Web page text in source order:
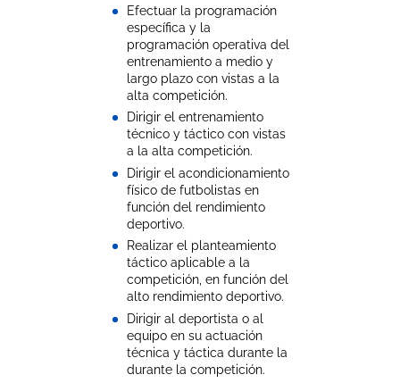
Efectuar la programación
específica y la
programación operativa del
entrenamiento a medio y
largo plazo con vistas a la
alta competición.
Dirigir el entrenamiento
técnico y táctico con vistas
a la alta competición.
Dirigir el acondicionamiento
físico de futbolistas en
función del rendimiento
deportivo.
Realizar el planteamiento
táctico aplicable a la
competición, en función del
alto rendimiento deportivo.
Dirigir al deportista o al
equipo en su actuación
técnica y táctica durante la
durante la competición.